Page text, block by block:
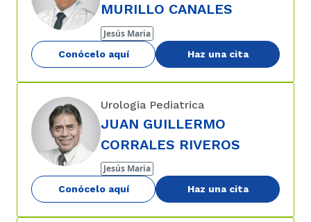
MURILLO CANALES
Jesús Maria
Conócelo aquí Haz una cita
Urologia Pediatrica
JUAN GUILLERMO
CORRALES RIVEROS
Jesús Maria
Conócelo aquí Haz una cita